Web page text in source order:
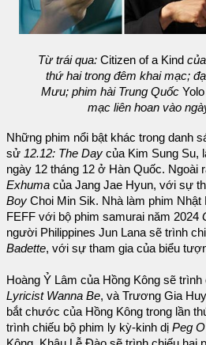
Từ trái qua:Citizen of a Kind
thứ hai trong đêm khai mạc;
Mưu; phim hài Trung Quốc Yolo
mạc liên hoan vào
Những phim nổi bật khác trong danh
sử 12.12: The Day của Kim Sung Su,
ngày 12 tháng 12 ở Hàn Quốc. Ngoài
Exhuma của Jang Jae Hyun, với sự
Boy Choi Min Sik. Nhà làm phim
FEFF với bộ phim samurai năm 2024
người Philippines Jun Lana sẽ trình
Badette, với sự tham gia của biểu
Hoàng Ỷ Lâm của Hồng Kông sẽ
Lyricist Wanna Be, và Trương Gia
bắt chước của Hồng Kông trong lần
trình chiếu bộ phim ly kỳ-kinh dị Peg